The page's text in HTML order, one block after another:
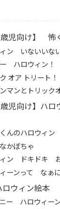
児向け】 怖
ン いないいな
ハロウィン！
オア トリート！
マンとトリック
児向け】ハロ
んのハロウィン
かぼちゃ
ン ドキドキ お
ーンって なぁ
ウィン絵本
ー ハロウィー